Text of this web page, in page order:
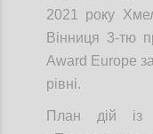
2021 року
Вінниця 3-тю
Award Europe
рівні.
План дій із